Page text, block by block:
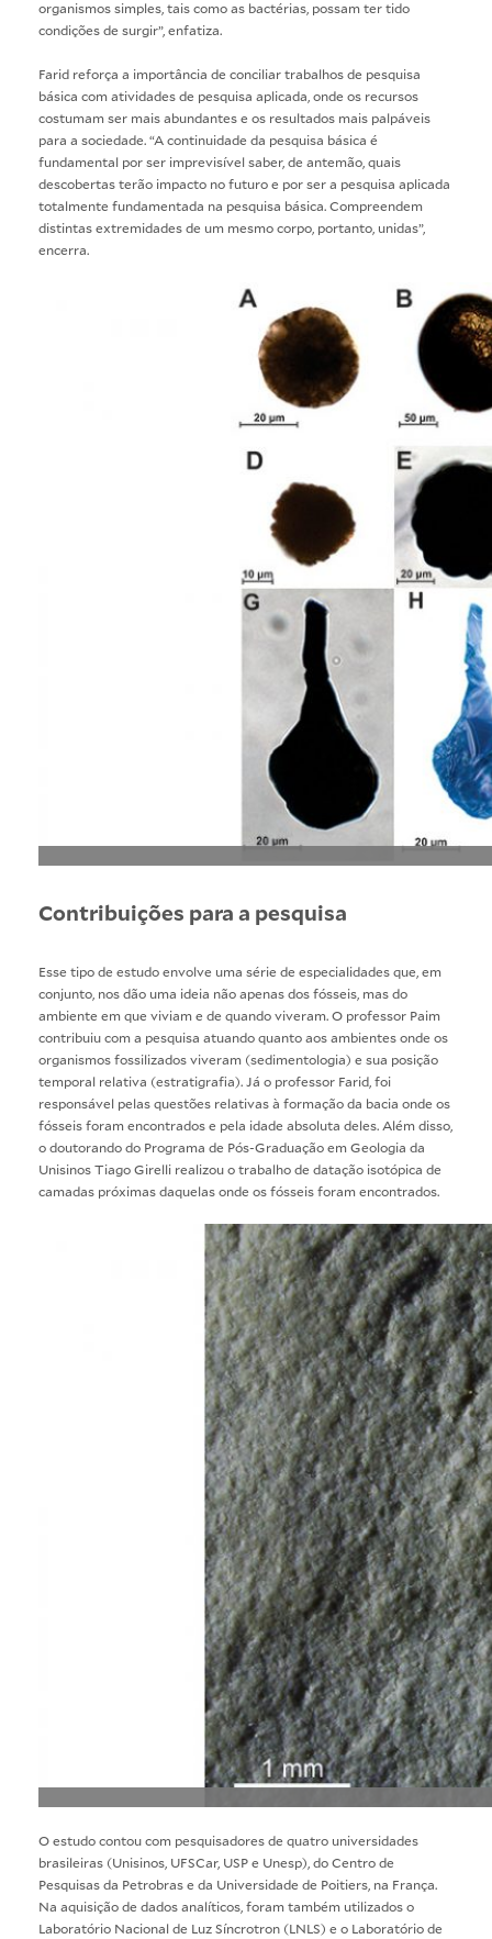
organismos simples, tais como as bactérias, possam ter tido
condições de surgir”, enfatiza.
Farid reforça a importância de conciliar trabalhos de pesquisa
básica com atividades de pesquisa aplicada, onde os recursos
costumam ser mais abundantes e os resultados mais palpáveis
para a sociedade. “A continuidade da pesquisa básica é
fundamental por ser imprevisível saber, de antemão, quais
descobertas terão impacto no futuro e por ser a pesquisa aplicada
totalmente fundamentada na pesquisa básica. Compreendem
distintas extremidades de um mesmo corpo, portanto, unidas”,
encerra.
Contribuições para a pesquisa
Esse tipo de estudo envolve uma série de especialidades que, em
conjunto, nos dão uma ideia não apenas dos fósseis, mas do
ambiente em que viviam e de quando viveram. O professor Paim
contribuiu com a pesquisa atuando quanto aos ambientes onde os
organismos fossilizados viveram (sedimentologia) e sua posição
temporal relativa (estratigrafia). Já o professor Farid, foi
responsável pelas questões relativas à formação da bacia onde os
fósseis foram encontrados e pela idade absoluta deles. Além disso,
o doutorando do Programa de Pós-Graduação em Geologia da
Unisinos Tiago Girelli realizou o trabalho de datação isotópica de
camadas próximas daquelas onde os fósseis foram encontrados.
O estudo contou com pesquisadores de quatro universidades
brasileiras (Unisinos, UFSCar, USP e Unesp), do Centro de
Pesquisas da Petrobras e da Universidade de Poitiers, na França.
Na aquisição de dados analíticos, foram também utilizados o
Laboratório Nacional de Luz Síncrotron (LNLS) e o Laboratório de